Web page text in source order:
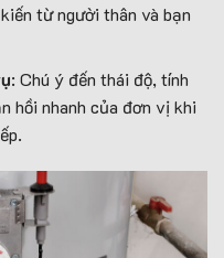
từ người thân và bạn
: Chú ý đến thái độ, tính
hồi nhanh của đơn vị khi